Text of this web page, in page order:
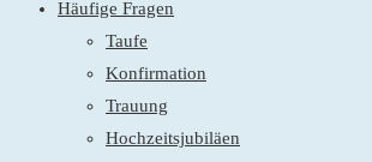
Häufige Fragen
Taufe
Konfirmation
Trauung
Hochzeitsjubiläen